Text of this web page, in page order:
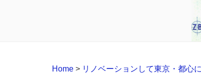
Home > リノベーションして東京・都心